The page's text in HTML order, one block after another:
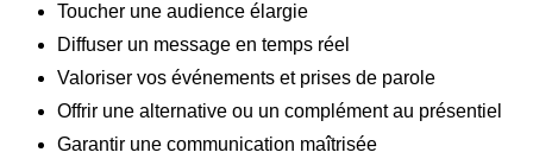
Toucher une audience élargie
Diffuser un message en temps réel
Valoriser vos événements et prises de parole
Offrir une alternative ou un complément au présentiel
Garantir une communication maîtrisée